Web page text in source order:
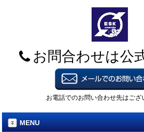
お問合わせは公式
お電話でのお問い合わせ先はござ
MENU